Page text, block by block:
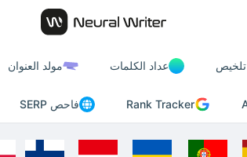
تلخيص عداد الكلمات مولد العنوان
Rank Tracker فاحص SERP